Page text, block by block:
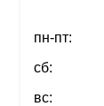
пн-пт:
сб:
вс: